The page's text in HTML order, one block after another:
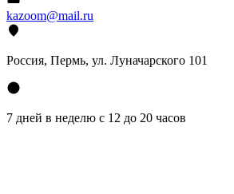
kazoom@mail.ru
Россия, Пермь, ул. Луначарского 101
7 дней в неделю с 12 до 20 часов